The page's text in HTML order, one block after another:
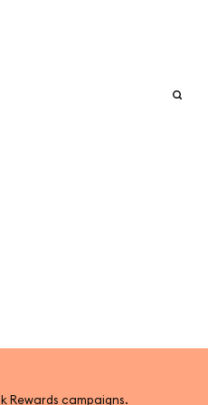
Rewards campaigns.